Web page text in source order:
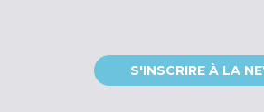
S'INSCRIRE À LA